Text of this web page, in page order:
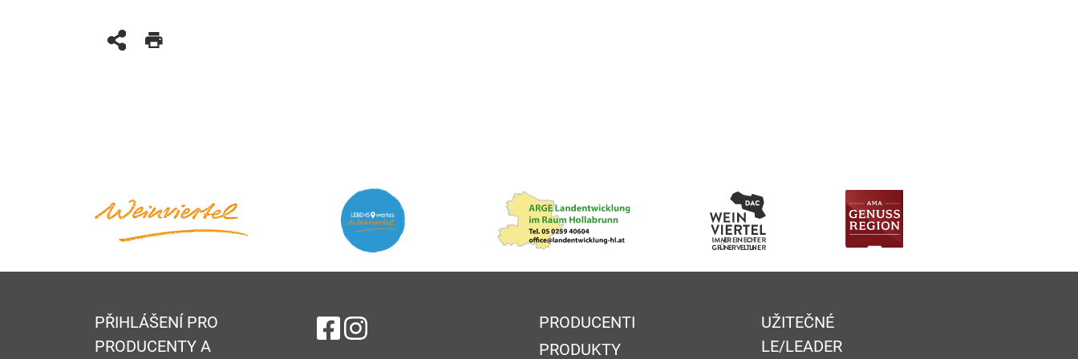
PŘIHLÁŠENÍ PRO
PRODUCENTY A
na Facebook
na Instagram
PRODUCENTI
PRODUKTY
UŽITEČNÉ
LE/LEADER